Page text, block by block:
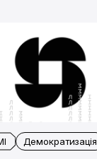
Демократизація